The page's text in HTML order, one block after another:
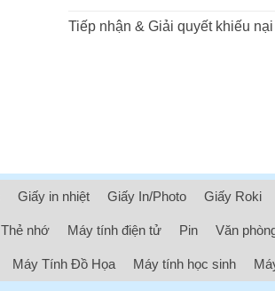
Tiếp nhận & Giải quyết khiếu nại
Giấy in nhiệt Giấy In/Photo Giấy Roki
Thẻ nhớ Máy tính điện tử Pin Văn
Máy Tính Đồ Họa Máy tính học sinh